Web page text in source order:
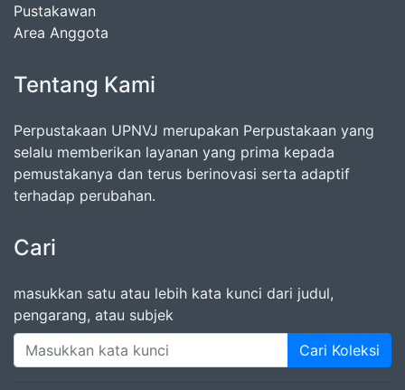
Pustakawan
Area Anggota
Tentang Kami
Perpustakaan UPNVJ merupakan Perpustakaan yang
selalu memberikan layanan yang prima kepada
pemustakanya dan terus berinovasi serta adaptif
terhadap perubahan.
Cari
masukkan satu atau lebih kata kunci dari judul,
pengarang, atau subjek
Cari Koleksi